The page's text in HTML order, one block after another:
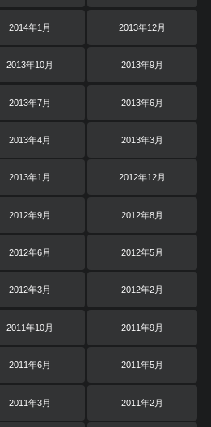
2014年1月 2013年12月
2013年10月 2013年9月
2013年7月 2013年6月
2013年4月 2013年3月
2013年1月 2012年12月
2012年9月 2012年8月
2012年6月 2012年5月
2012年3月 2012年2月
2011年10月 2011年9月
2011年6月 2011年5月
2011年3月 2011年2月